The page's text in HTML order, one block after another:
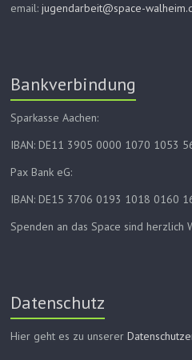
email:jugendarbeit@space-
Bankverbindung
Sparkasse Aachen:
IBAN: DE11 3905 0000 1070 1053
Pax Bank eG:
IBAN: DE15 3706 0193 1018 0160 16
Spenden an das Space sind herzlich
Datenschutz
Hier geht es zu unserer